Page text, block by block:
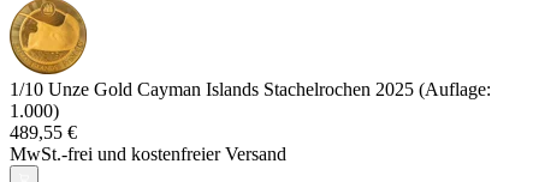
1/10 Unze Gold Cayman Islands Stachelrochen 2025 (Auflage:
1.000)
489,55 €
MwSt.-frei und kostenfreier Versand